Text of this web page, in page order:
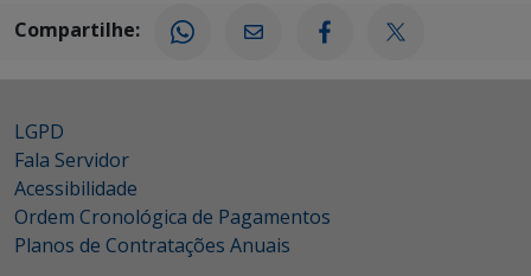
Compartilhe:
LGPD
Fala Servidor
Acessibilidade
Ordem Cronológica de Pagamentos
Planos de Contratações Anuais